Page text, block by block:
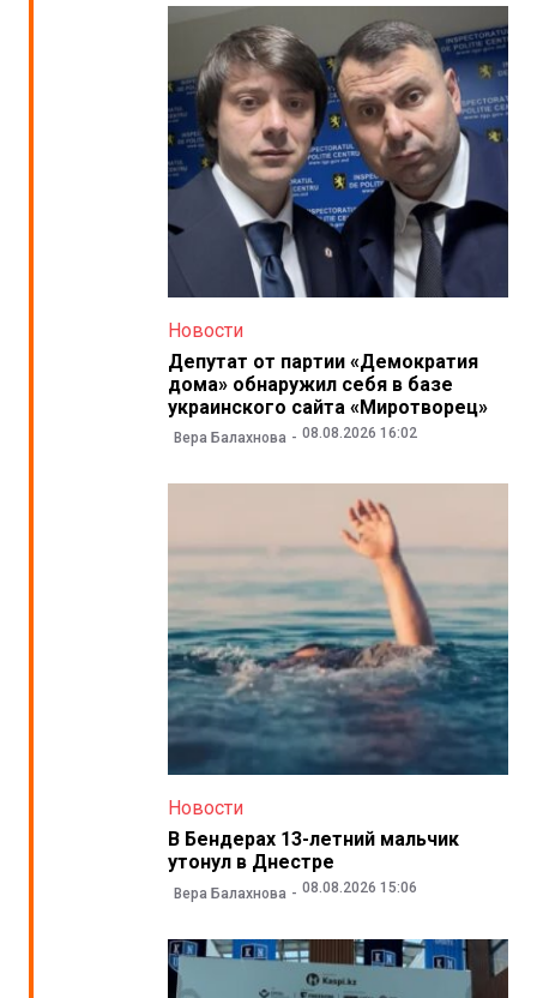
Новости
Депутат от партии «Демократия
дома» обнаружил себя в базе
украинского сайта «Миротворец»
Вера Балахнова 08.08.2026 16:02
Новости
В Бендерах 13-летний мальчик
утонул в Днестре
Вера Балахнова 08.08.2026 15:06